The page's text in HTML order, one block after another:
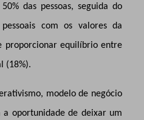
das pessoas, seguida do
com os valores da
proporcionar equilíbrio entre
(18%).
modelo de negócio
a oportunidade de deixar um